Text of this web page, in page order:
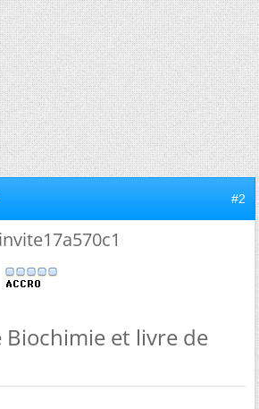
#2
invite17a570c1
Biochimie et livre de